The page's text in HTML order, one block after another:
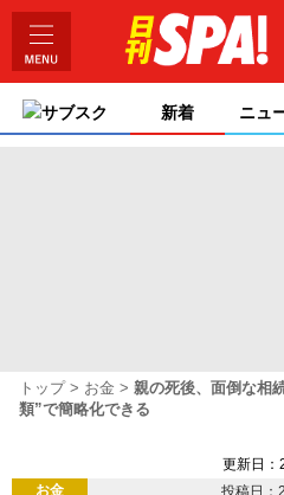
サブスク 新着 ニュ
トップ お金
親の死後、面倒な相
類”で簡略化できる
更新日：
お金
投稿日：